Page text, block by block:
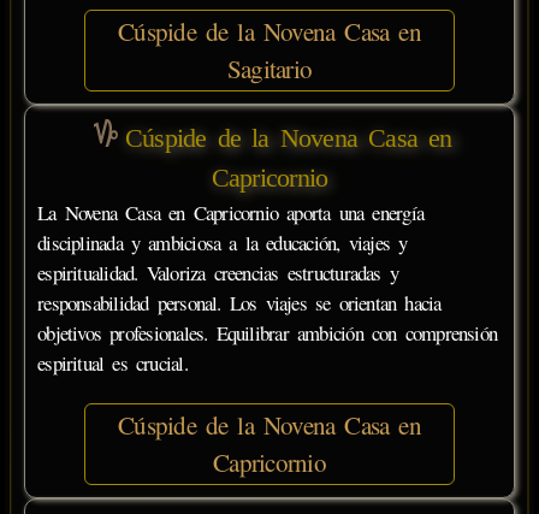
Cúspide de la Novena Casa en
Sagitario
Cúspide de la Novena Casa en
Capricornio
La Novena Casa en Capricornio aporta una energía
disciplinada y ambiciosa a la educación, viajes y
espiritualidad. Valoriza creencias estructuradas y
responsabilidad personal. Los viajes se orientan hacia
objetivos profesionales. Equilibrar ambición con comprensión
espiritual es crucial.
Cúspide de la Novena Casa en
Capricornio